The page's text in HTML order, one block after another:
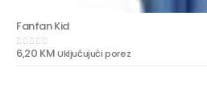
Fanfan Kid
0out of 5
6,20 KMUključujući porez